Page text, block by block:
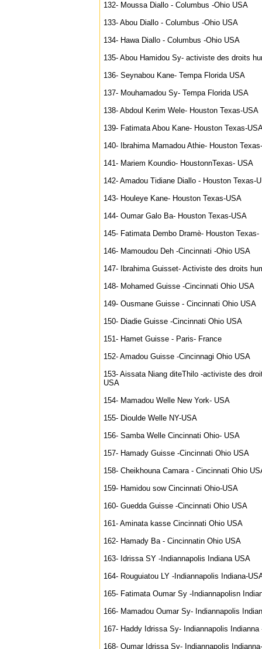
132- Moussa Diallo - Columbus -Ohio USA
133- Abou Diallo - Columbus -Ohio USA
134- Hawa Diallo - Columbus -Ohio USA
135- Abou Hamidou Sy- activiste des droits
136- Seynabou Kane- Tempa Florida USA
137- Mouhamadou Sy- Tempa Florida USA
138- Abdoul Kerim Wele- Houston Texas-USA
139- Fatimata Abou Kane- Houston Texas-
140- Ibrahima Mamadou Athie- Houston
141- Mariem Koundio- HoustonnTexas- USA
142- Amadou Tidiane Diallo - Houston Texas-
143- Houleye Kane- Houston Texas-USA
144- Oumar Galo Ba- Houston Texas-USA
145- Fatimata Dembo Dramè- Houston Texas-
146- Mamoudou Deh -Cincinnati -Ohio USA
147- Ibrahima Guisset- Activiste des droits
148- Mohamed Guisse -Cincinnati Ohio USA
149- Ousmane Guisse - Cincinnati Ohio USA
150- Diadie Guisse -Cincinnati Ohio USA
151- Hamet Guisse - Paris- France
152- Amadou Guisse -Cincinnagi Ohio USA
153- Aissata Niang diteThilo -activiste des
USA
154- Mamadou Welle New York- USA
155- Dioulde Welle NY-USA
156- Samba Welle Cincinnati Ohio- USA
157- Hamady Guisse -Cincinnati Ohio USA
158- Cheikhouna Camara - Cincinnati Ohio
159- Hamidou sow Cincinnati Ohio-USA
160- Guedda Guisse -Cincinnati Ohio USA
161- Aminata kasse Cincinnati Ohio USA
162- Hamady Ba - Cincinnatin Ohio USA
163- Idrissa SY -Indiannapolis Indiana USA
164- Rouguiatou LY -Indiannapolis Indiana-
165- Fatimata Oumar Sy -Indiannapolisn
166- Mamadou Oumar Sy- Indiannapolis
167- Haddy Idrissa Sy- Indiannapolis Indianna
168- Oumar Idrissa Sy- Indiannapolis